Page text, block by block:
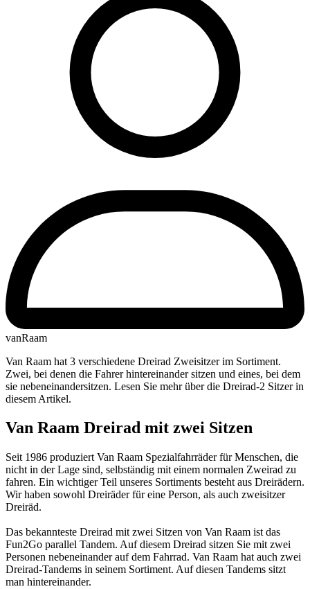
vanRaam
Van Raam hat 3 verschiedene Dreirad Zweisitzer im Sortiment.
Zwei, bei denen die Fahrer hintereinander sitzen und eines, bei dem
sie nebeneinandersitzen. Lesen Sie mehr über die Dreirad-2 Sitzer in
diesem Artikel.​
Van Raam Dreirad mit zwei Sitzen
Seit 1986 produziert Van Raam Spezialfahrräder für Menschen, die
nicht in der Lage sind, selbständig mit einem normalen Zweirad zu
fahren. Ein wichtiger Teil unseres Sortiments besteht aus Dreirädern.
Wir haben sowohl Dreiräder für eine Person, als auch zweisitzer
Dreiräd.
Das bekannteste Dreirad mit zwei Sitzen von Van Raam ist das
Fun2Go parallel Tandem. Auf diesem Dreirad sitzen Sie mit zwei
Personen nebeneinander auf dem Fahrrad. Van Raam hat auch zwei
Dreirad-Tandems in seinem Sortiment. Auf diesen Tandems sitzt
man hintereinander.